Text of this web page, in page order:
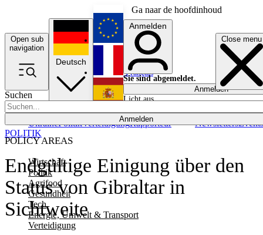
Ga naar de hoofdinhoud
Open sub
navigation
Close menu
Suchen
Anmelden
POLICY AREAS
Wirtschaft
Politik
Agrifood
Gesundheit
Tech
Energie, Umwelt & Transport
Verteidigung
UkrainePolitikVerteidigungRapporteur NewslettersEvents
Deutsch
English
Français
Anmelden
Sie sind abgemeldet.
Anmelden
Licht aus
Endgültige Einigung über den
Status von Gibraltar in
Sichtweite
POLITIK